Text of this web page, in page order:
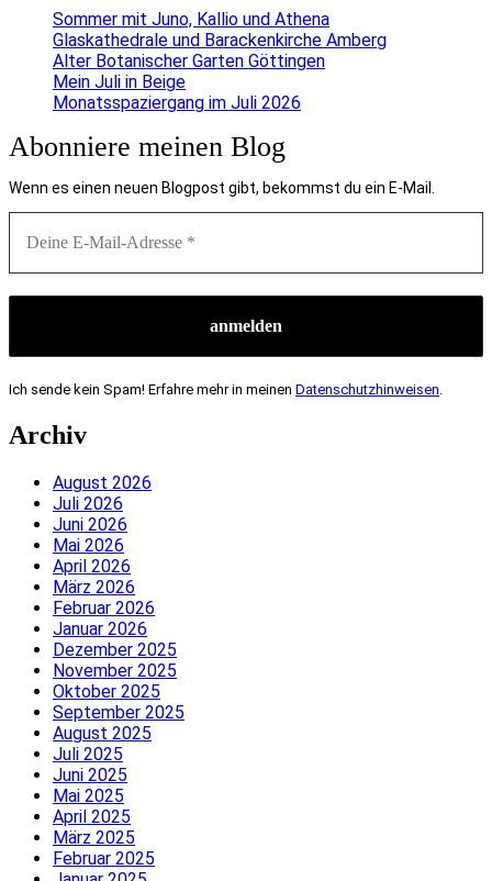
Sommer mit Juno, Kallio und Athena
Glaskathedrale und Barackenkirche Amberg
Alter Botanischer Garten Göttingen
Mein Juli in Beige
Monatsspaziergang im Juli 2026
Abonniere meinen Blog
Wenn es einen neuen Blogpost gibt, bekommst du ein E-Mail.
Ich sende kein Spam! Erfahre mehr in meinen Datenschutzhinweisen
Archiv
August 2026
Juli 2026
Juni 2026
Mai 2026
April 2026
März 2026
Februar 2026
Januar 2026
Dezember 2025
November 2025
Oktober 2025
September 2025
August 2025
Juli 2025
Juni 2025
Mai 2025
April 2025
März 2025
Februar 2025